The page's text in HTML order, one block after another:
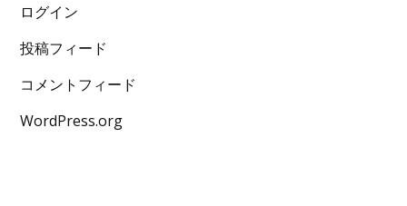
ログイン
投稿フィード
コメントフィード
WordPress.org